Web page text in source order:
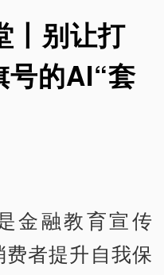
丨别让打
的AI“套
金融教育宣传
者提升自我保